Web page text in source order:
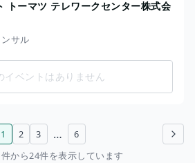
トーマツ テレワークセンター株式会
サル
イベントはありません
次のページ
1 2 3 …
6
から24件を表示しています